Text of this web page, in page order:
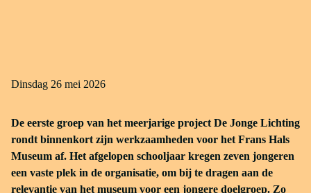
dinsdag 26 mei 2026
De eerste groep van het meerjarige project De Jonge Lichting
rondt binnenkort zijn werkzaamheden voor het Frans Hals
Museum af. Het afgelopen schooljaar kregen zeven jongeren
een vaste plek in de organisatie, om bij te dragen aan de
relevantie van het museum voor een jongere doelgroep. Zo